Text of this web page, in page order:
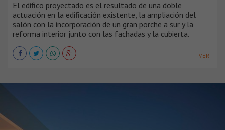
El edifico proyectado es el resultado de una doble
actuación en la edificación existente, la ampliación del
salón con la incorporación de un gran porche a sur y la
reforma interior junto con las fachadas y la cubierta.
VER +